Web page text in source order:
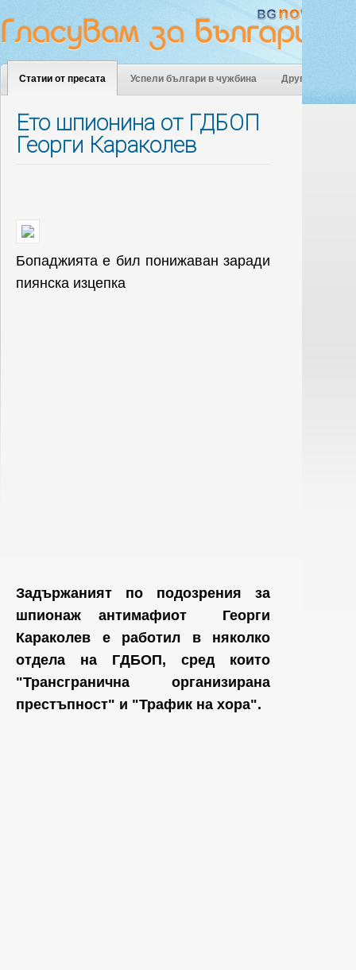
Статии от пресата Успели българи в чужбина Други
Ето шпионина от ГДБОП
Георги Караколев
Бопаджията е бил понижаван заради
пиянска изцепка
Задържаният по подозрения за
шпионаж антимафиот Георги
Караколев е работил в няколко
отдела на ГДБОП, сред които
"Трансгранична организирана
престъпност" и "Трафик на хора".